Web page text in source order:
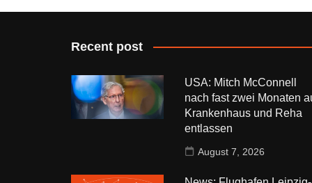
Recent post
USA: Mitch McConnell
nach fast zwei Monaten
Krankenhaus und Reha
entlassen
August 7, 2026